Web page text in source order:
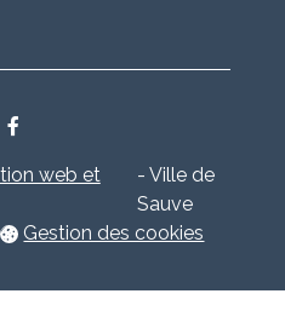
web et
- Ville de
Sauve
Gestion des cookies